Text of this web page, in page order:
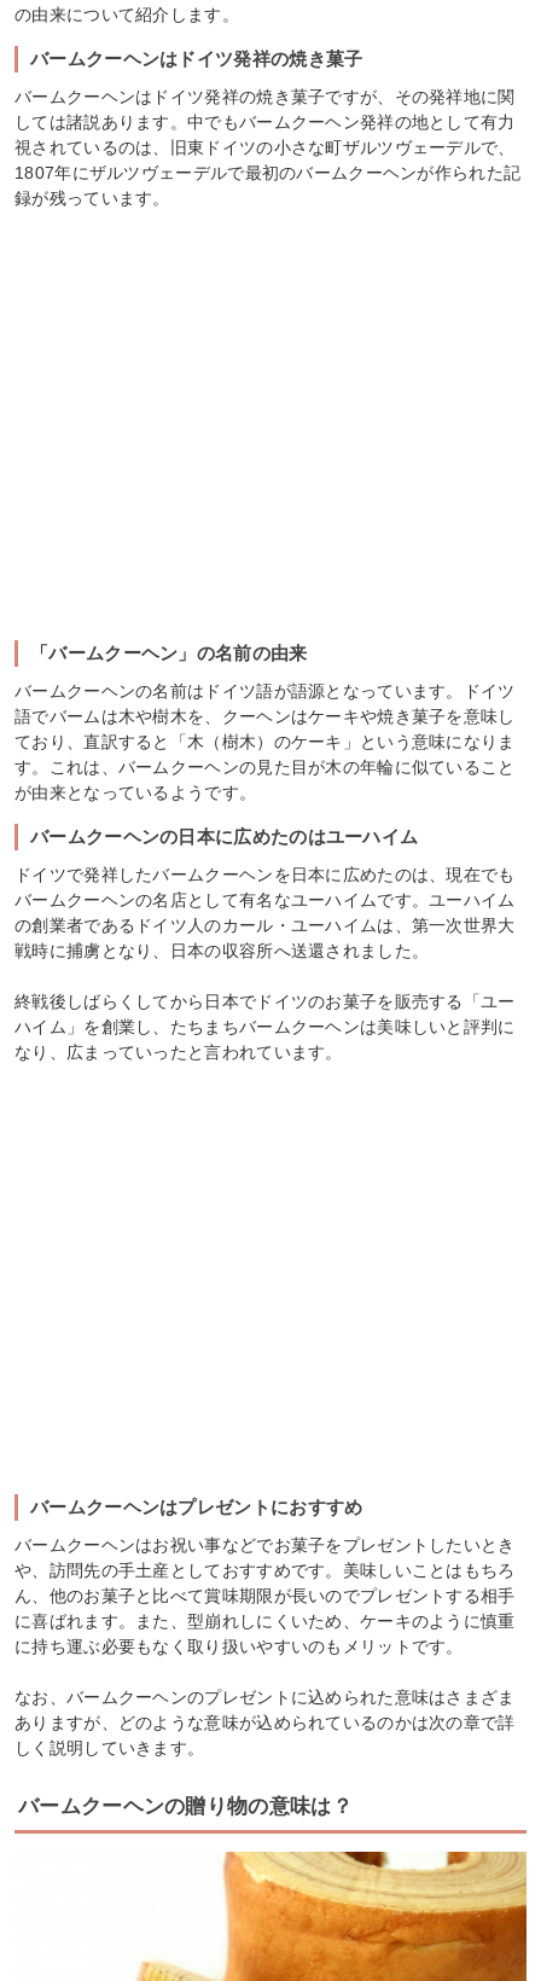
の由来について紹介します。
バームクーヘンはドイツ発祥の焼き菓子
バームクーヘンはドイツ発祥の焼き菓子ですが、その発祥地に関
しては諸説あります。中でもバームクーヘン発祥の地として有力
視されているのは、旧東ドイツの小さな町ザルツヴェーデルで、
1807年にザルツヴェーデルで最初のバームクーヘンが作られた記
録が残っています。
「バームクーヘン」の名前の由来
バームクーヘンの名前はドイツ語が語源となっています。ドイツ
語でバームは木や樹木を、クーヘンはケーキや焼き菓子を意味し
ており、直訳すると「木（樹木）のケーキ」という意味になりま
す。これは、バームクーヘンの見た目が木の年輪に似ていること
が由来となっているようです。
バームクーヘンの日本に広めたのはユーハイム
ドイツで発祥したバームクーヘンを日本に広めたのは、現在でも
バームクーヘンの名店として有名なユーハイムです。ユーハイム
の創業者であるドイツ人のカール・ユーハイムは、第一次世界大
戦時に捕虜となり、日本の収容所へ送還されました。
終戦後しばらくしてから日本でドイツのお菓子を販売する「ユー
ハイム」を創業し、たちまちバームクーヘンは美味しいと評判に
なり、広まっていったと言われています。
バームクーヘンはプレゼントにおすすめ
バームクーヘンはお祝い事などでお菓子をプレゼントしたいとき
や、訪問先の手土産としておすすめです。美味しいことはもちろ
ん、他のお菓子と比べて賞味期限が長いのでプレゼントする相手
に喜ばれます。また、型崩れしにくいため、ケーキのように慎重
に持ち運ぶ必要もなく取り扱いやすいのもメリットです。
なお、バームクーヘンのプレゼントに込められた意味はさまざま
ありますが、どのような意味が込められているのかは次の章で詳
しく説明していきます。
バームクーヘンの贈り物の意味は？